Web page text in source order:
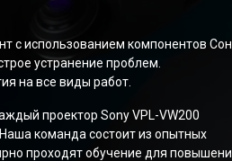
с использованием компонентов
устранение проблем.
на все виды работ.
проектор Sony VPL-VW200
команда состоит из опытных
проходят обучение для